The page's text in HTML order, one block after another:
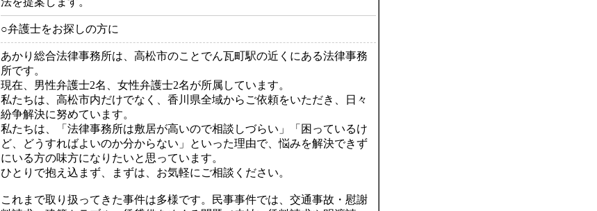
○弁護士をお探しの方に
あかり総合法律事務所は、高松市のことでん瓦町駅の近くにある法律事務
所です。
現在、男性弁護士2名、女性弁護士2名が所属しています。
私たちは、高松市内だけでなく、香川県全域からご依頼をいただき、日々
紛争解決に努めています。
私たちは、「法律事務所は敷居が高いので相談しづらい」「困っているけ
ど、どうすればよいのか分からない」といった理由で、悩みを解決できず
にいる方の味方になりたいと思っています。
ひとりで抱え込まず、まずは、お気軽にご相談ください。
これまで取り扱ってきた事件は多様です。民事事件では、交通事故・慰謝